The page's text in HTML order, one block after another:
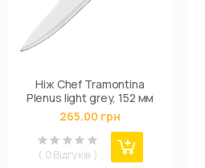
Ніж Chef Tramontina
Plenus light grey, 152 мм
265.00 грн
( 0 Відгуків )